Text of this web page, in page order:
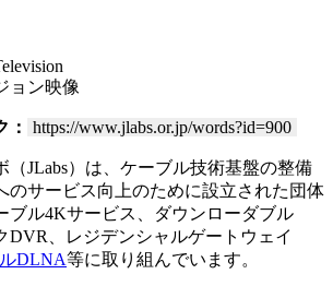
ョン映像
： https://www.jlabs.or.jp/words?id=900
JLabs）は、ケーブル技術基盤の整備
のサービス向上のために設立された団体
ブル4Kサービス、ダウンローダブル
DVR、レジデンシャルゲートウェイ
DLNA等に取り組んでいます。